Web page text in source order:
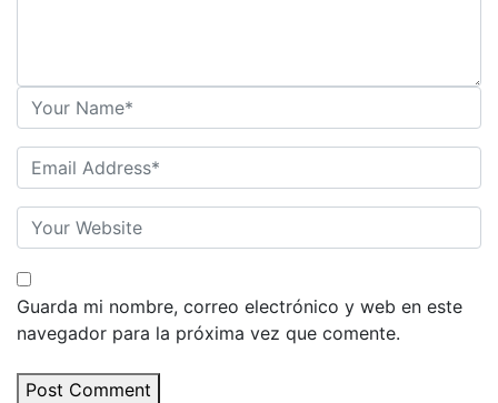
Guarda mi nombre, correo electrónico y web en este
navegador para la próxima vez que comente.
Post Comment